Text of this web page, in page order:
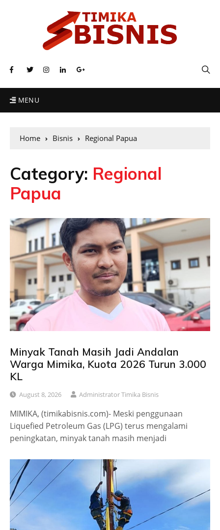
MENU
Home Bisnis Regional Papua
Category: Regional
Papua
Minyak Tanah Masih Jadi Andalan
Warga Mimika, Kuota 2026 Turun 3.000
KL
August 8, 2026 Administrator Timika Bisnis
MIMIKA, (timikabisnis.com)- Meski penggunaan
Liquefied Petroleum Gas (LPG) terus mengalami
peningkatan, minyak tanah masih menjadi